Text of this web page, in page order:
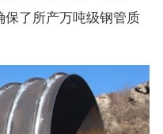
了所产万吨级钢管质